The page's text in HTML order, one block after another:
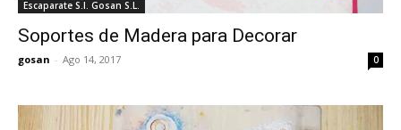
Escaparate S.I. Gosan S.L.
Soportes de Madera para Decorar
gosan - Ago 14, 2017 0